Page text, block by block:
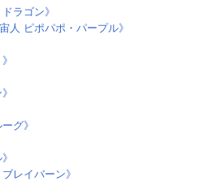
ラゴン》‎
人 ピポパポ・パープル》
グ》
レイバーン》